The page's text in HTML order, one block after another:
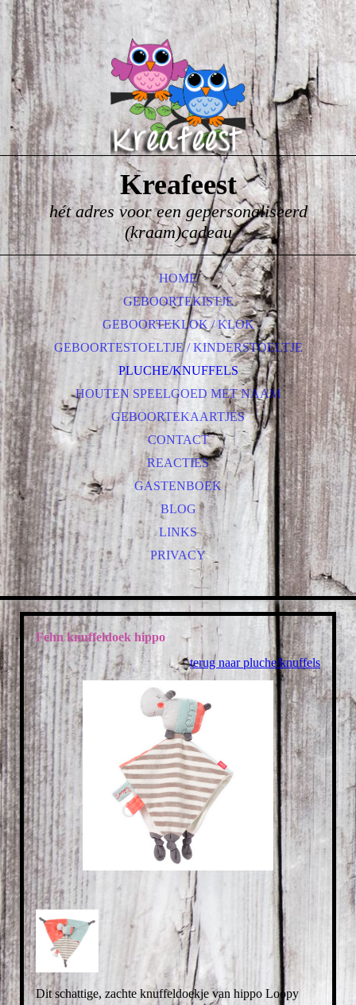
Kreafeest
hét adres voor een gepersonaliseerd
(kraam)cadeau
HOME
GEBOORTEKISTJE
GEBOORTEKLOK / KLOK
GEBOORTESTOELTJE / KINDERSTOELTJE
PLUCHE/KNUFFELS
HOUTEN SPEELGOED MET NAAM
GEBOORTEKAARTJES
CONTACT
REACTIES
GASTENBOEK
BLOG
LINKS
PRIVACY
Fehn knuffeldoek hippo
terug naar pluche/knuffels
Dit schattige, zachte knuffeldoekje van hippo Loopy